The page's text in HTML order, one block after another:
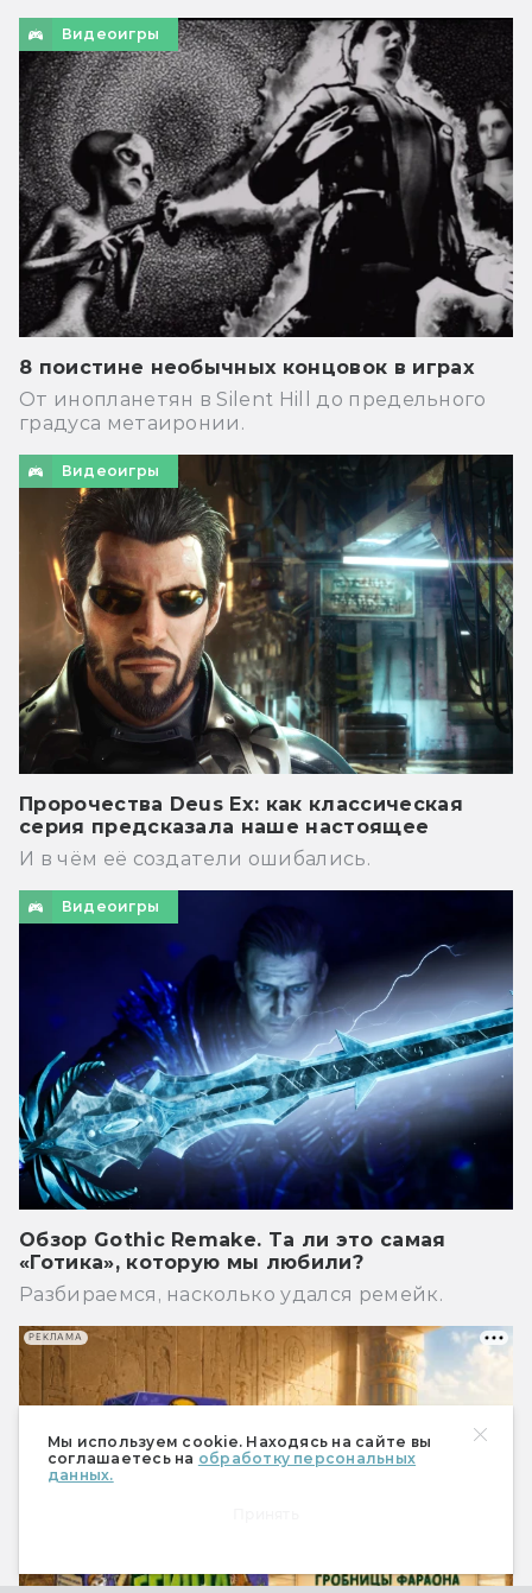
Мы используем cookie. Находясь на сайте вы
соглашаетесь на обработку персональных
данных.
Видеоигры
8 поистине необычных концовок в играх
От инопланетян в Silent Hill до предельного
градуса метаиронии.
Видеоигры
Пророчества Deus Ex: как классическая
серия предсказала наше настоящее
И в чём её создатели ошибались.
Видеоигры
Обзор Gothic Remake. Та ли это самая
«Готика», которую мы любили?
Разбираемся, насколько удался ремейк.
РЕКЛАМА